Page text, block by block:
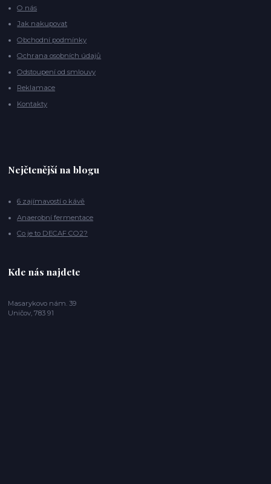
O nás
Jak nakupovat
Obchodní podmínky
Ochrana osobních údajů
Odstoupení od smlouvy
Reklamace
Kontakty
Nejčtenější na blogu
6 zajímavostí o kávě
Anaerobní fermentace
Co je to DECAF CO2?
Kde nás najdete
Masarykovo nám. 39
Uničov, 783 91